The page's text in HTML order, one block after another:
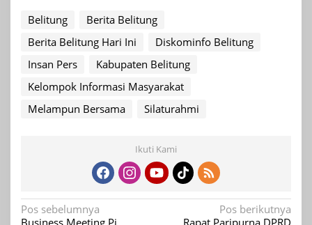
Belitung
Berita Belitung
Berita Belitung Hari Ini
Diskominfo Belitung
Insan Pers
Kabupaten Belitung
Kelompok Informasi Masyarakat
Melampun Bersama
Silaturahmi
Ikuti Kami
Navigasi
Pos sebelumnya
Pos berikutnya